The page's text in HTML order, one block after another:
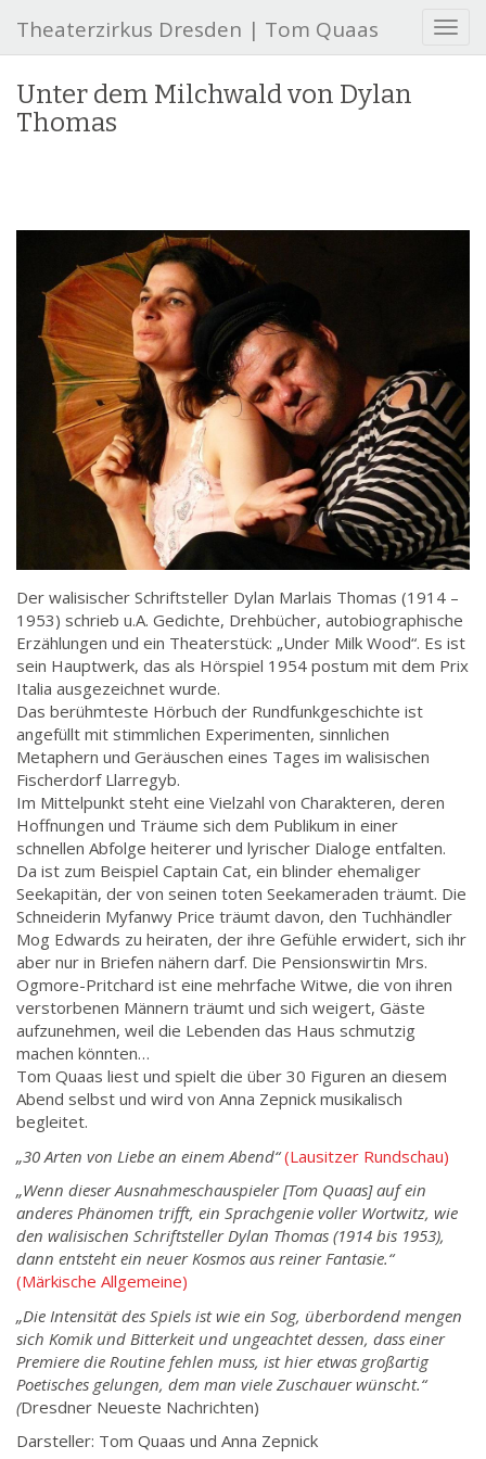
S
c
v
o
n
Theaterzirkus Dresden | Tom Quaas
Unter dem Milchwald von Dylan
Thomas
Der walisischer Schriftsteller Dylan Marlais Thomas (1914 –
1953) schrieb u.A. Gedichte, Drehbücher, autobiographische
Erzählungen und ein Theaterstück: „Under Milk Wood“. Es ist
sein Hauptwerk, das als Hörspiel 1954 postum mit dem Prix
Italia ausgezeichnet wurde.
Das berühmteste Hörbuch der Rundfunkgeschichte ist
angefüllt mit stimmlichen Experimenten, sinnlichen
Metaphern und Geräuschen eines Tages im walisischen
Fischerdorf Llarregyb.
Im Mittelpunkt steht eine Vielzahl von Charakteren, deren
Hoffnungen und Träume sich dem Publikum in einer
schnellen Abfolge heiterer und lyrischer Dialoge entfalten.
Da ist zum Beispiel Captain Cat, ein blinder ehemaliger
Seekapitän, der von seinen toten Seekameraden träumt. Die
Schneiderin Myfanwy Price träumt davon, den Tuchhändler
Mog Edwards zu heiraten, der ihre Gefühle erwidert, sich ihr
aber nur in Briefen nähern darf. Die Pensionswirtin Mrs.
Ogmore-Pritchard ist eine mehrfache Witwe, die von ihren
verstorbenen Männern träumt und sich weigert, Gäste
aufzunehmen, weil die Lebenden das Haus schmutzig
machen könnten…
Tom Quaas liest und spielt die über 30 Figuren an diesem
Abend selbst und wird von Anna Zepnick musikalisch
begleitet.
„30 Arten von Liebe an einem Abend“(Lausitzer Rundschau)
„Wenn dieser Ausnahmeschauspieler [Tom Quaas] auf ein
anderes Phänomen trifft, ein Sprachgenie voller Wortwitz, wie
den walisischen Schriftsteller Dylan Thomas (1914 bis 1953),
dann entsteht ein neuer Kosmos aus reiner Fantasie.“
(Märkische Allgemeine)
„Die Intensität des Spiels ist wie ein Sog, überbordend mengen
sich Komik und Bitterkeit und ungeachtet dessen, dass einer
Premiere die Routine fehlen muss, ist hier etwas großartig
Poetisches gelungen, dem man viele Zuschauer wünscht.“
(Dresdner Neueste Nachrichten)
Darsteller: Tom Quaas und Anna Zepnick